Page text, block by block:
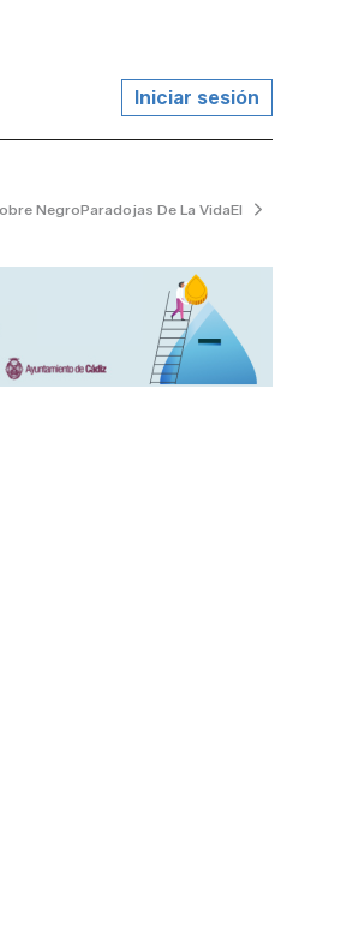
Iniciar sesión
NegroParadojas De La VidaEl Jardinero